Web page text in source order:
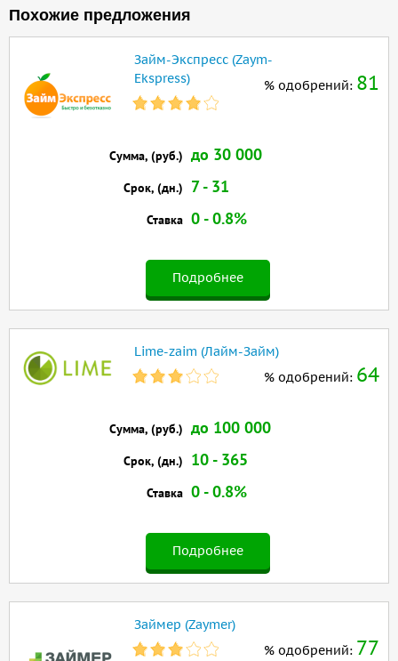
Похожие предложения
Займ-Экспресс (Zaym-
Ekspress)
% одобрений: 81
Подробнее
Сумма, (руб.) до 30 000
Срок, (дн.) 7 - 31
Ставка 0 - 0.8%
Lime-zaim (Лайм-Займ)
% одобрений: 64
Подробнее
Сумма, (руб.) до 100 000
Срок, (дн.) 10 - 365
Ставка 0 - 0.8%
Займер (Zaymer)
% одобрений: 77